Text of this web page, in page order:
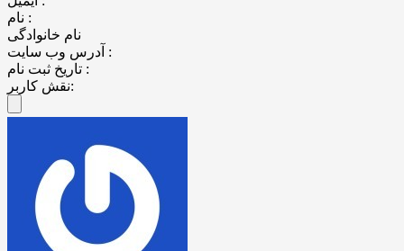
نام :
نام خانوادگی
آدرس وب سایت :
تاریخ ثبت نام :
نقش کاربر: